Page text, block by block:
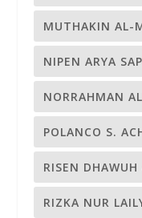
MUTHAKIN AL-
NIPEN ARYA
NORRAHMAN
POLANCO S.
RISEN DHAWUH
RIZKA NUR